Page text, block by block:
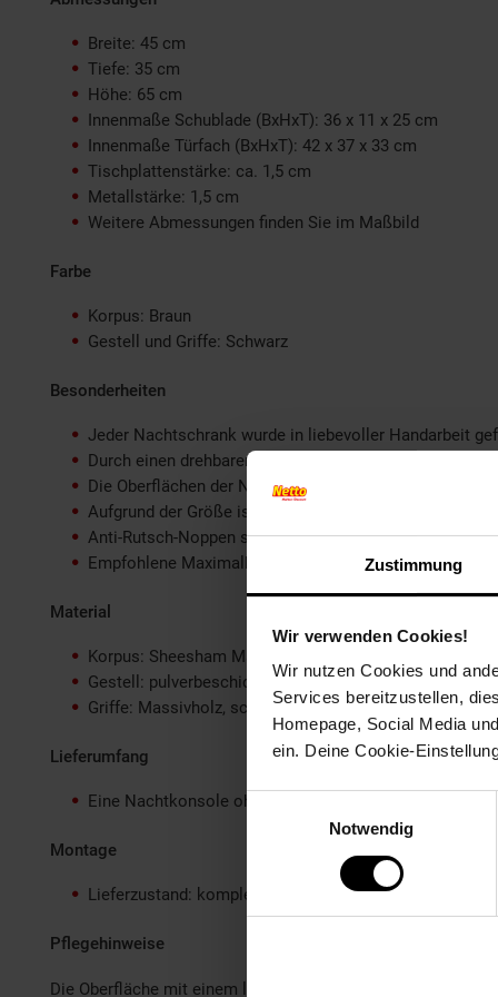
Zustimmung
Wir verwenden Cookies!
Wir nutzen Cookies und
Services bereitzustellen,
Homepage, Social Media
ein. Deine Cookie-
Einwilligungsauswahl
Notwendig
Breite: 45 cm
Tiefe: 35 cm
Höhe: 65 cm
Innenmaße Schublade (BxHxT): 36 x 11 x 25 cm
Innenmaße Türfach (BxHxT): 42 x 37 x 33 cm
Tischplattenstärke: ca. 1,5 cm
Metallstärke: 1,5 cm
Weitere Abmessungen finden Sie im Maßbild
Farbe
Korpus: Braun
Gestell und Griffe: Schwarz
Besonderheiten
Jeder Nachtschrank wurde in liebevoller Handarbeit
Durch einen drehbaren Holzstopper ist die Schublade
Die Oberflächen der Nachtkonsole sind mit einem
Aufgrund der Größe ist das Nachtkästchen ideal für
Anti-Rutsch-Noppen schützen Ihren Fußboden und
Empfohlene Maximalbelastbarkeit: 20 kg
Material
Korpus: Sheesham Massivholz, mit Klarlack beschichtet
Gestell: pulverbeschichtetes Eisen
Griffe: Massivholz, schwarz lackiert
Lieferumfang
Eine Nachtkonsole ohne Dekoration
Montage
Lieferzustand: komplett montiert und sicher verpackt
Pflegehinweise
Die Oberfläche mit einem lauwarm angefeuchteten